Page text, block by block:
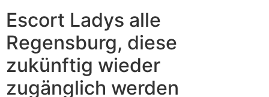
Escort Ladys alle
Regensburg, diese
zukünftig wieder
zugänglich werden